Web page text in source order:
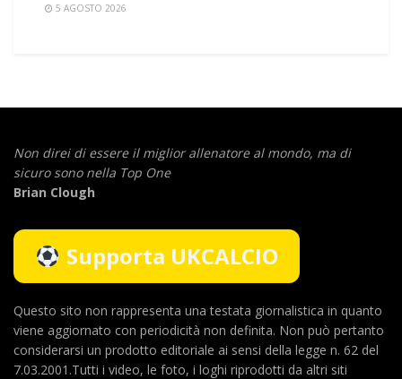
5 AGOSTO 2026
Non direi di essere il miglior allenatore al mondo, ma di
sicuro sono nella Top One
Brian Clough
Supporta UKCALCIO
Questo sito non rappresenta una testata giornalistica in quanto
viene aggiornato con periodicità non definita. Non può pertanto
considerarsi un prodotto editoriale ai sensi della legge n. 62 del
7.03.2001.Tutti i video, le foto, i loghi riprodotti da altri siti